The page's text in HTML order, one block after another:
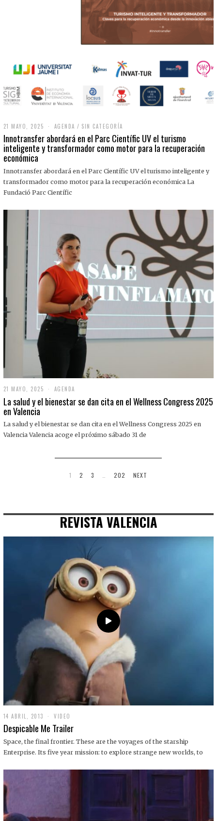
21 MAYO, 2025
M
A
Y
,
0
2
AGENDA / SIN CATEGORÍA
Innotransfer abordará en el Parc Científic UV el turismo
inteligente y transformador como motor para la recuperación
económica
Innotransfer abordará en el Parc Científic UV el turismo inteligente y
transformador como motor para la recuperación económica La
Fundació Parc Científic
21 MAYO, 2025
1
M
O
,
AGENDA
La salud y el bienestar se dan cita en el Wellness Congress 2025
en Valencia
La salud y el bienestar se dan cita en el Wellness Congress 2025 en
Valencia Valencia acoge el próximo sábado 31 de
1 2 3 202 NEXT
REVISTA VALENCIA
14 ABRIL, 2013
9
D
C
I
1
VIDEO
Despicable Me Trailer
Space, the final frontier. These are the voyages of the starship
Enterprise. Its five year mission: to explore strange new worlds, to